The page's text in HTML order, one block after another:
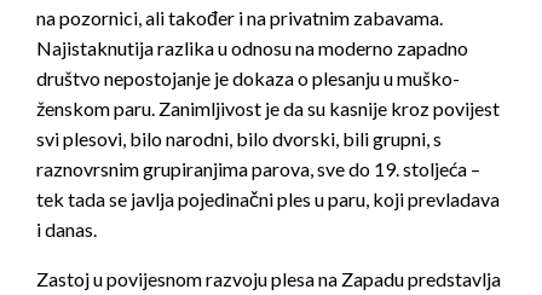
na pozornici, ali također i na privatnim zabavama.
Najistaknutija razlika u odnosu na moderno zapadno
društvo nepostojanje je dokaza o plesanju u muško-
ženskom paru. Zanimljivost je da su kasnije kroz povijest
svi plesovi, bilo narodni, bilo dvorski, bili grupni, s
raznovrsnim grupiranjima parova, sve do 19. stoljeća –
tek tada se javlja pojedinačni ples u paru, koji prevladava
i danas.
Zastoj u povijesnom razvoju plesa na Zapadu predstavlja